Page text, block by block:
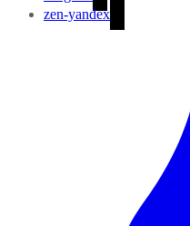
zen-yandex